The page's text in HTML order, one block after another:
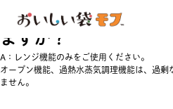
Q：電子レンジでレ
ますか？
A：レンジ機能のみをご使用ください。
オーブン機能、過熱水蒸気調理機能は、過
ません。